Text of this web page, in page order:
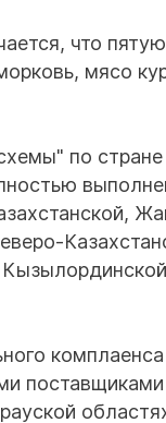
что
мясо
по